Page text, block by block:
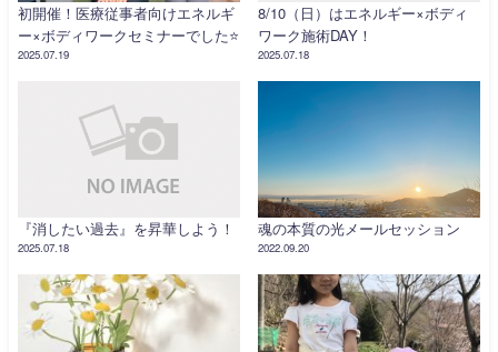
初開催！医療従事者向けエネルギ
ー×ボディワークセミナーでした⭐️
2025.07.19
8/10（日）はエネルギー×ボディ
ワーク施術DAY！
2025.07.18
『消したい過去』を昇華しよう！
2025.07.18
魂の本質の光メールセッション
2022.09.20